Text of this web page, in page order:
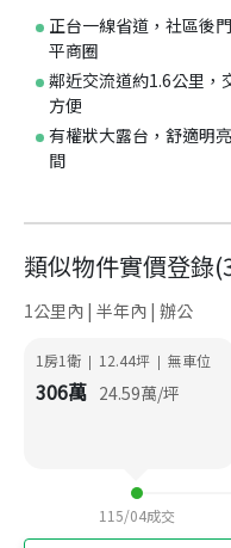
正台一線省道，社區後
平商圈
鄰近交流道約1.6公里，
方便
有權狀大露台，舒適明
間
類似物件實價登錄(
1公里內 | 半年內 | 辦公
1房1衛 | 12.44坪 | 無車位
306萬 24.59萬/坪
115/04成交